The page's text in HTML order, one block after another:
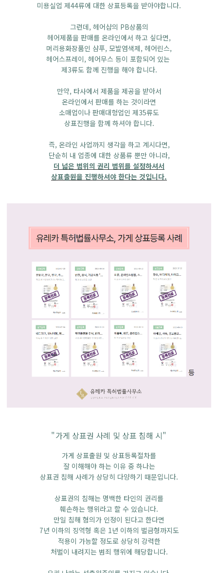
미용실업 제44류에 대한 상표등록을 받아야합니다.
그런데, 헤어샵의 PB상품의
헤어제품을 판매를 온라인에서 하고 싶다면,
머리용화장품인 샴푸, 모발염색제, 헤어린스,
헤어스프레이, 헤어무스 등이 포함되어 있는
제3류도 함께 진행을 해야 합니다.
만약, 타사에서 제품을 제공을 받아서
온라인에서 판매를 하는 것이라면
소매업이나 판매대헝업인 제35류도
상표진행을 함께 하셔야 합니다.
즉, 온라인 사업까지 생각을 하고 계시다면,
단순히 내 업종에 대한 상품류 뿐만 아니라,
더 넓은 범위의 권리 범위를 설정하셔서
상표출원을 진행하셔야 한다는 것입니다.
"가게 상표권 사례 및 상표 침해 시"
가게 상표출원 및 상표등록절차를
잘 이해해야 하는 이유 중 하나는
상표권 침해 사례가 상당히 다양하기 때문입니다.
상표권의 침해는 명백한 타인의 권리를
훼손하는 행위라고 할 수 있습니다.
만일 침해 혐의가 인정이 된다고 한다면
7년 이하의 징역형 혹은 1년 이하의 벌금형까지도
적용이 가능할 정도로 상당히 강력한
처벌이 내려지는 범죄 행위에 해당합니다.